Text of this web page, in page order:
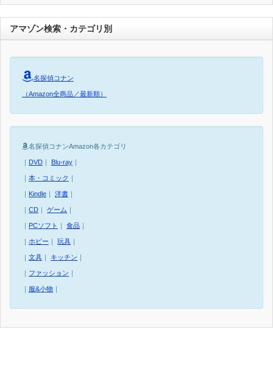
アマゾン検索・カテゴリ別
名探偵コナン
（Amazon全商品／最新順）
名探偵コナンAmazon各カテゴリ
｜ DVD ｜ Blu-ray ｜
｜ 本・コミック ｜
｜ Kindle ｜ 洋書 ｜
｜ CD ｜ ゲーム ｜
｜ PCソフト ｜ 食品 ｜
｜ ホビー ｜ 玩具 ｜
｜ 文具 ｜ キッチン ｜
｜ ファッション ｜
｜ 服&小物 ｜